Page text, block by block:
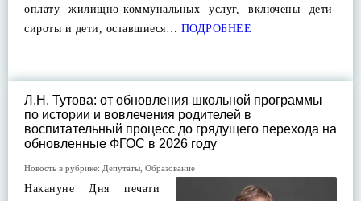
оплату жилищно-коммунальных услуг, включены дети-
сироты и дети, оставшиеся… ПОДРОБНЕЕ
Л.Н. Тутова: от обновления школьной программы
по истории и вовлечения родителей в
воспитательный процесс до грядущего перехода на
обновленные ФГОС в 2026 году
Новость в рубрике: Депутаты Образование
Накануне Дня печати